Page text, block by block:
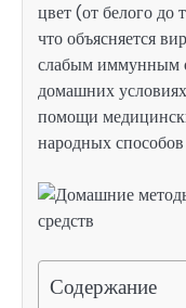
цвет (от белого
что объясняется
слабым иммунным
домашних
помощи
народных
Содержание